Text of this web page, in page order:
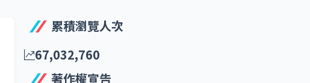
累積瀏覽人次
67,032,760
著作權宣告